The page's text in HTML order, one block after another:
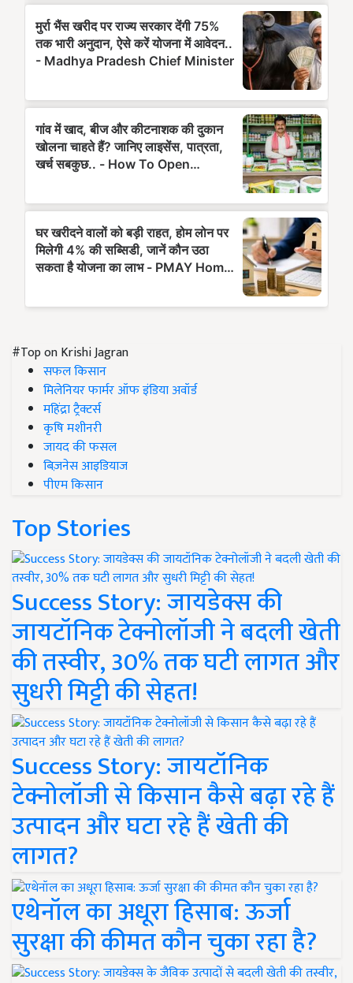
#Top on Krishi Jagran
सफल किसान
मिलेनियर फार्मर ऑफ इंडिया अवॉर्ड
महिंद्रा ट्रैक्टर्स
कृषि मशीनरी
जायद की फसल
बिज़नेस आइडियाज
पीएम किसान
Top Stories
Success Story: जायडेक्स की
जायटॉनिक टेक्नोलॉजी ने बदली खेती
की तस्वीर, 30% तक घटी लागत और
सुधरी मिट्टी की सेहत!
Success Story: जायटॉनिक
टेक्नोलॉजी से किसान कैसे बढ़ा रहे हैं
उत्पादन और घटा रहे हैं खेती की
लागत?
एथेनॉल का अधूरा हिसाब: ऊर्जा
सुरक्षा की कीमत कौन चुका रहा है?